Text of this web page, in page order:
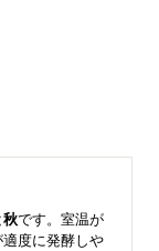
秋です。室温が
度に発酵しや